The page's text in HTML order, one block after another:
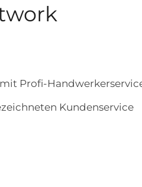
Profi-
Kundenservice